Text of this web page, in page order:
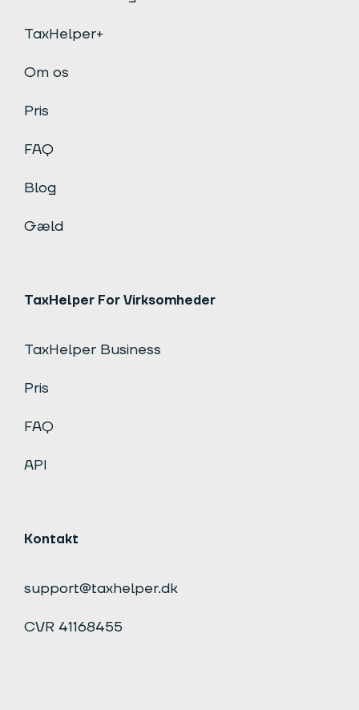
TaxHelper+
Om os
Pris
FAQ
Blog
Gæld
TaxHelper For Virksomheder
TaxHelper Business
Pris
FAQ
API
Kontakt
support@taxhelper.dk
CVR 41168455